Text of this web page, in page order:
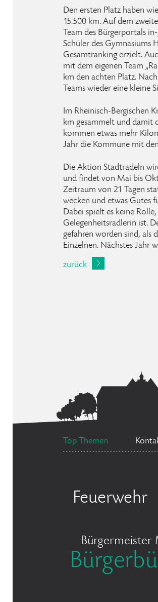
Den ersten Platz haben
15.500 km. Auf dem
Team des Bürgerportals
Schüler des Gymnasiums
Gesamtranking erzielt.
mit dem eigenen Team
km den achten Platz.
Teams wieder eine kleine
Im Rheinisch-Bergischen
km gesammelt und damit
kommen etwas mehr
Jahr die Kommune mit
Die Aktion Stadtradeln
und findet von Mai bis
Zeitraum von 21 Tagen
wecken und etwas Gutes
Dabei spielt es keine
Gelegenheitsradlerin ist.
gefahren worden sind, als
Einzelnen. Nächstes Jahr
zurück
Top Themen
Feuerwehr
Bürgermeister